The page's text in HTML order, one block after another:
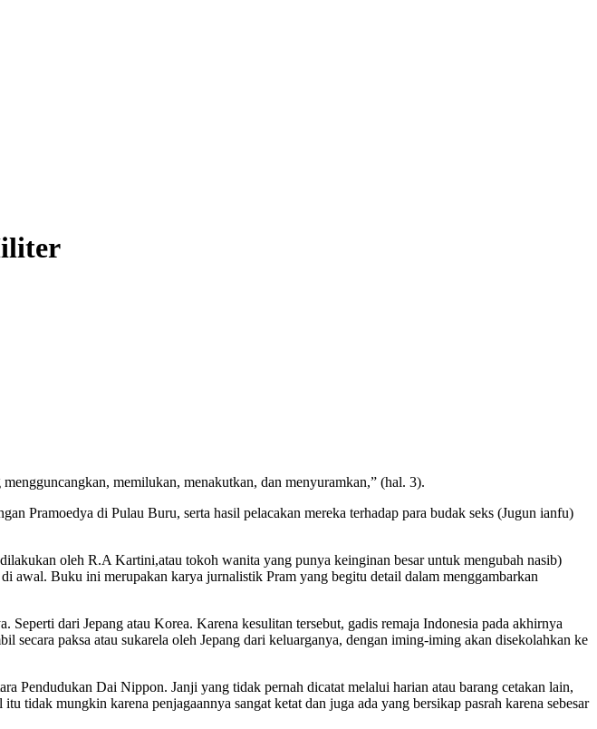
memilukan, menakutkan, dan menyuramkan,” (hal. 3).
Pramoedya di Pulau Buru, serta hasil pelacakan mereka terhadap para budak seks (Jugun ianfu)
oleh R.A Kartini,atau tokoh wanita yang punya keinginan besar untuk mengubah nasib)
awal. Buku ini merupakan karya jurnalistik Pram yang begitu detail dalam menggambarkan
dari Jepang atau Korea. Karena kesulitan tersebut, gadis remaja Indonesia pada akhirnya
secara paksa atau sukarela oleh Jepang dari keluarganya, dengan iming-iming akan disekolahkan ke
Pendudukan Dai Nippon. Janji yang tidak pernah dicatat melalui harian atau barang cetakan lain,
tidak mungkin karena penjagaannya sangat ketat dan juga ada yang bersikap pasrah karena sebesar